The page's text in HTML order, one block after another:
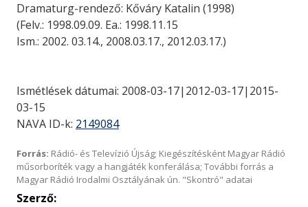
Dramaturg-rendező: Kőváry Katalin (1998)
(Felv.: 1998.09.09. Ea.: 1998.11.15
Ism.: 2002. 03.14., 2008.03.17., 2012.03.17.)
Ismétlések dátumai: 2008-03-17|2012-03-17|2015-
03-15
NAVA ID-k: 2149084
Forrás: Rádió- és Televízió Újság; Kiegészítésként Magyar Rádió
műsorboríték vagy a hangjáték konferálása; További forrás a
Magyar Rádió Irodalmi Osztályának ún. "Skontró" adatai
Szerző: